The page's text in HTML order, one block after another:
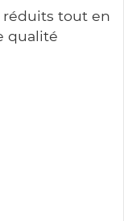
tout en
qualité